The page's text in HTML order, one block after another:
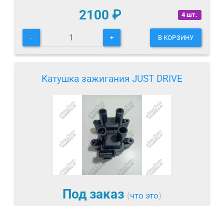
4 шт.
2100 ₽
- + В КОРЗИНУ
Катушка зажигания JUST DRIVE
Под заказ (что это)